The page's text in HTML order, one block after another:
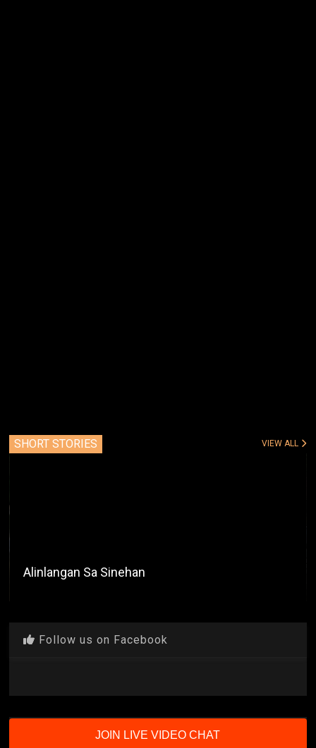
SHORT STORIES VIEW ALL
Alinlangan Sa Sinehan
Follow us on Facebook
JOIN LIVE VIDEO CHAT